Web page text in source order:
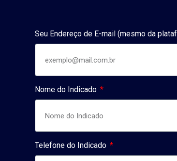
Seu Endereço de E-mail (mesmo da
Nome do Indicado
Telefone do Indicado